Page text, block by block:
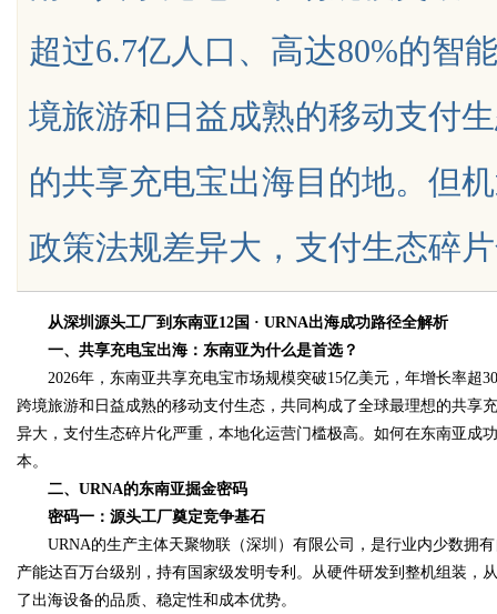
uz
超过6.7亿人口、高达80%的智
境旅游和日益成熟的移动支付
的共享充电宝出海目的地。但
政策法规差异大，支付生态碎
从深圳源头工厂到东南亚12国 · URNA出海成功路径全解析
一、共享充电宝出海：东南亚为什么是首选？
2026年，东南亚共享充电宝市场规模突破15亿美元，年增长率超
跨境旅游和日益成熟的移动支付生态，共同构成了全球最理想的共享
异大，支付生态碎片化严重，本地化运营门槛极高。如何在东南亚成
本。
二、URNA的东南亚掘金密码
密码一：源头工厂奠定竞争基石
URNA的生产主体天聚物联（深圳）有限公司，是行业内少数拥
产能达百万台级别，持有国家级发明专利。从硬件研发到整机组装，
了出海设备的品质、稳定性和成本优势。